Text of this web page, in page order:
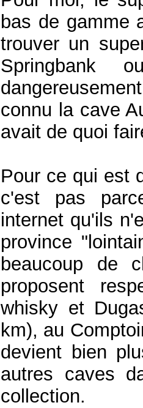
bas de gamme
trouver un
Springbank
connu la cave
avait de quoi
Pour ce qui est
c'est pas
internet qu'ils
province
beaucoup de
proposent
whisky et
km), au
devient bien
autres caves
collection.